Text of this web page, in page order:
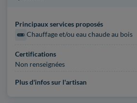
Principaux services proposés
Chauffage et/ou eau chaude au bois
Certifications
Non renseignées
Plus d'infos sur l'artisan